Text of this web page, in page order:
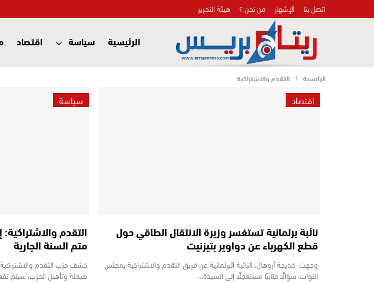
اتصل بنا الإشهار من نحن ؟ هيئة التحرير
الرئيسية سياسة اقتصاد
الرئيسية التقدم والاشتراكية
اقتصاد
نائبة برلمانية تستفسر وزيرة الانتقال الطاقي حول
قطع الكهرباء عن دواوير بتيزنيت
وجهت خديجة أروهال، النائبة البرلمانية عن فريق التقدم والاشتراكية بمجلس
النواب، سؤالًا كتابيًا مستعجلًا إلى السيدة…
سياسة
التقدم
متم السنة الجارية
كشف حزب التقدم
هيكلة وتأهيل الحزب، سيتم